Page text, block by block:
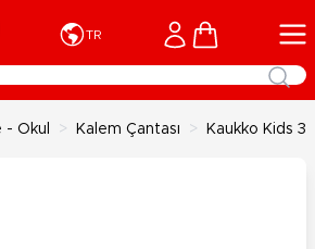
TR Cart
- Okul > Kalem Çantası > Kaukko Kids 3